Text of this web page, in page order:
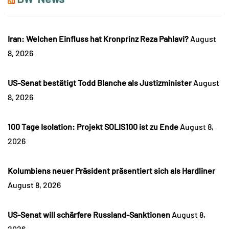
Iran: Welchen Einfluss hat Kronprinz Reza Pahlavi? August
8, 2026
US-Senat bestätigt Todd Blanche als Justizminister August
8, 2026
100 Tage Isolation: Projekt SOLIS100 ist zu Ende August 8,
2026
Kolumbiens neuer Präsident präsentiert sich als Hardliner
August 8, 2026
US-Senat will schärfere Russland-Sanktionen August 8,